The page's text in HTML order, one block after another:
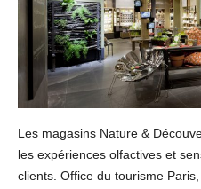
Les magasins Nature &
les expériences olfactives et
clients. Office du tourisme Paris,